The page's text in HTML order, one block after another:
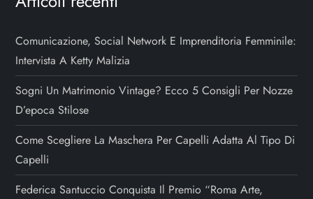
Comunicazione, Social Network E Imprenditoria Femminile:
Intervista A Ketty Malizia
Sogni Un Matrimonio Vintage? Ecco 5 Consigli Per Nozze
D’epoca Stilose
Come Scegliere La Maschera Per Capelli Adatta Al Tipo Di
Capelli
Federica Santuccio Conquista Il Premio “Roma Arte,